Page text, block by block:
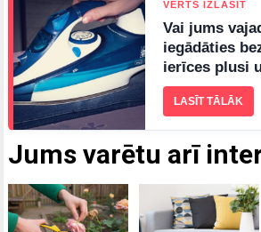
Jums varētu arī
VĒRTS IZLASĪT
Vai jums
iegādāties
ierīces plusi
LASĪT TĀLĀK